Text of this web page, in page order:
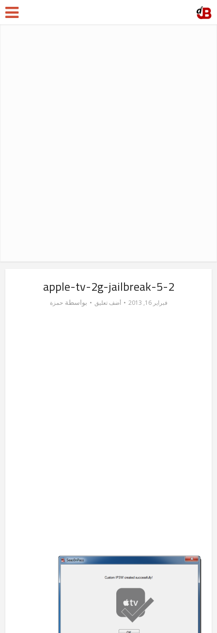
apple-tv-2g-jailbreak-5-2
فبراير 16, 2013 أضف تعليق بواسطةحمزة